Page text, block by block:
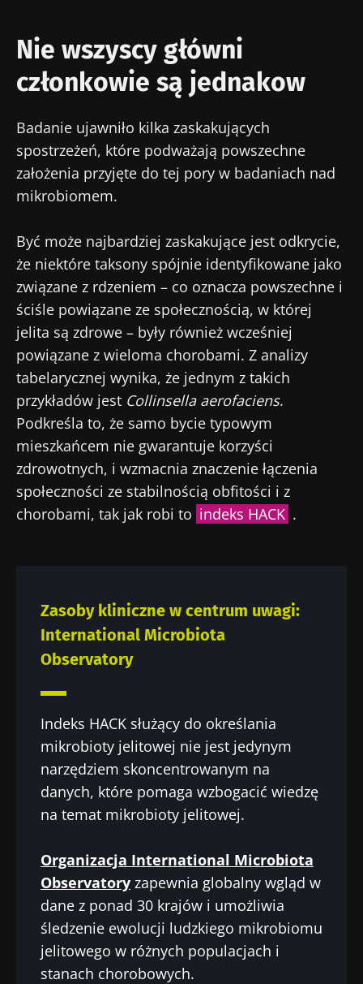
Nie wszyscy główni
członkowie są jednakow
Badanie ujawniło kilka zaskakujących
spostrzeżeń, które podważają powszechne
założenia przyjęte do tej pory w badaniach nad
mikrobiomem.
Być może najbardziej zaskakujące jest odkrycie,
że niektóre taksony spójnie identyfikowane jako
związane z rdzeniem – co oznacza powszechne i
ściśle powiązane ze społecznością, w której
jelita są zdrowe – były również wcześniej
powiązane z wieloma chorobami. Z analizy
tabelarycznej wynika, że jednym z takich
przykładów jest Collinsella aerofaciens.
Podkreśla to, że samo bycie typowym
mieszkańcem nie gwarantuje korzyści
zdrowotnych, i wzmacnia znaczenie łączenia
społeczności ze stabilnością obfitości i z
chorobami, tak jak robi to indeks HACK .
Zasoby kliniczne w centrum uwagi:
International Microbiota
Observatory
Indeks HACK służący do określania
mikrobioty jelitowej nie jest jedynym
narzędziem skoncentrowanym na
danych, które pomaga wzbogacić wiedzę
na temat mikrobioty jelitowej.
Organizacja International Microbiota
Observatory zapewnia globalny wgląd w
dane z ponad 30 krajów i umożliwia
śledzenie ewolucji ludzkiego mikrobiomu
jelitowego w różnych populacjach i
stanach chorobowych.